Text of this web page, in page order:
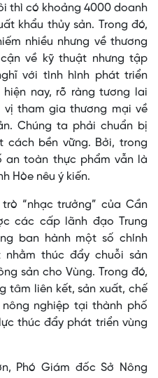
thì có khoảng 4000 doanh
khẩu thủy sản. Trong đó,
nhiều nhưng về thương
về kỹ thuật nhưng tập
với tình hình phát triển
hiện nay, rõ ràng tương lai
vị tham gia thương mại về
Chúng ta phải chuẩn bị
bền vững. Bởi, trong
an toàn thực phẩm vẫn là
Hòe nêu ý kiến.
“nhạc trưởng” của Cần
các cấp lãnh đạo Trung
ban hành một số chính
thúc đẩy chuỗi sản
sản cho Vùng. Trong đó,
tâm liên kết, sản xuất, chế
nghiệp tại thành phố
thúc đẩy phát triển vùng
Phó Giám đốc Sở Nông